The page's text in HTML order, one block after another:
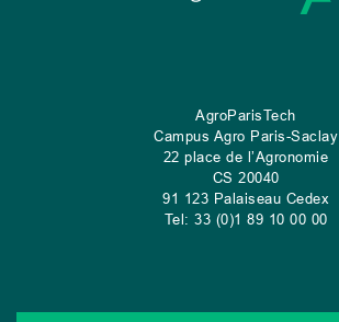
AgroParisTech
Campus Agro Paris-Saclay
22 place de l’Agronomie
CS 20040
91 123 Palaiseau Cedex
Tel: 33 (0)1 89 10 00 00